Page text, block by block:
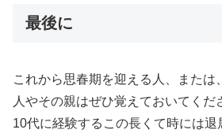
最後に
これから思春期を迎える人、または
人やその親はぜひ覚えておいてくだ
10代に経験するこの長くて時には退